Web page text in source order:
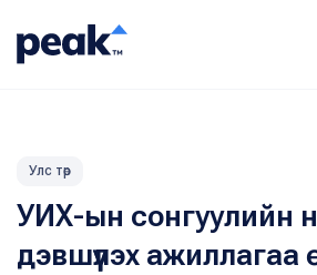
Улс төр
УИХ-ын сонгуулийн
дэвшүүлэх